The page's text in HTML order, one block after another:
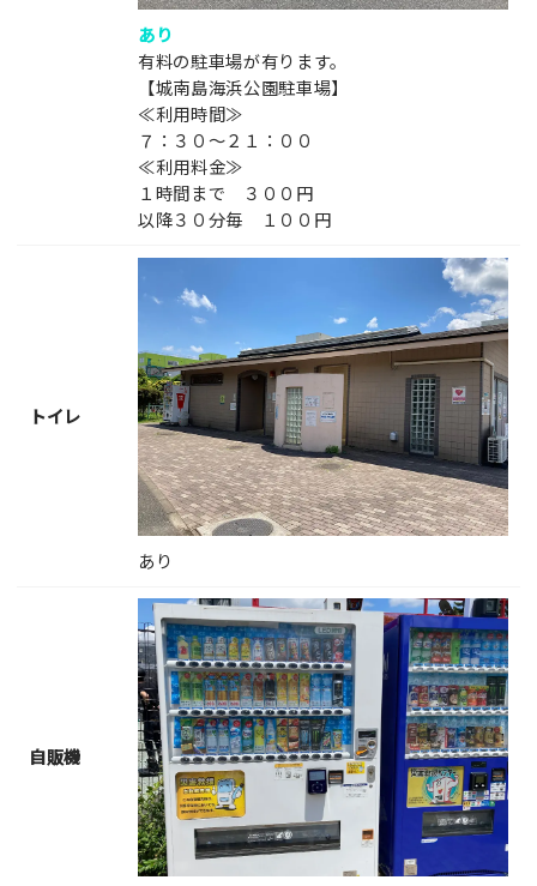
あり
有料の駐車場が有ります。
【城南島海浜公園駐車場】
≪利用時間≫
７：３０〜２１：００
≪利用料金≫
１時間まで ３００円
以降３０分毎 １００円
トイレ
あり
自販機